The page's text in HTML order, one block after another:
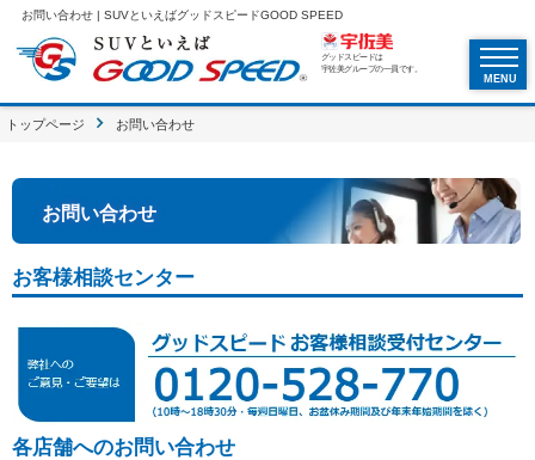
お問い合わせ | SUVといえばグッドスピードGOOD SPEED
グッドスピードは
宇佐美グループの一員です。
MENU
トップページ お問い合わせ
お問い合わせ
お客様相談センター
各店舗へのお問い合わせ